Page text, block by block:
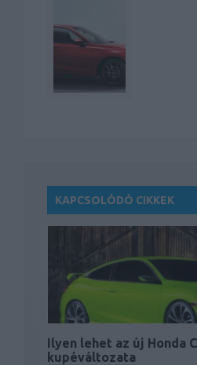
KAPCSOLÓDÓ CIKKEK
Ilyen lehet az új Honda
kupéváltozata